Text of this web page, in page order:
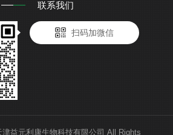
联系我们
扫码加微信
益元利康生物科技有限公司 All Rights